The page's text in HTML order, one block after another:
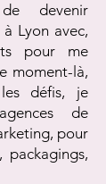
devenir
Lyon avec,
pour me
moment-là,
défis, je
de
pour
packagings,